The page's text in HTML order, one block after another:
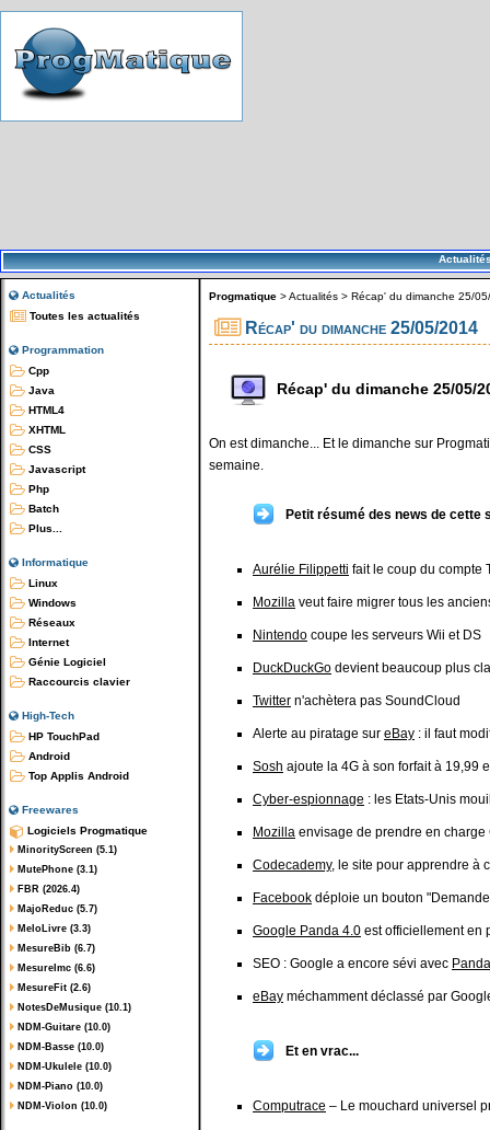
Actualités
Toutes les actualités
Programmation
Cpp
Java
HTML4
XHTML
CSS
Javascript
Php
Batch
Plus...
Informatique
Linux
Windows
Réseaux
Internet
Génie Logiciel
Raccourcis clavier
High-Tech
HP TouchPad
Android
Top Applis Android
Freewares
Logiciels Progmatique
MinorityScreen (5.1)
MutePhone (3.1)
FBR (2026.4)
MajoReduc (5.7)
MeloLivre (3.3)
MesureBib (6.7)
MesureImc (6.6)
MesureFit (2.6)
NotesDeMusique (10.1)
NDM-Guitare (10.0)
NDM-Basse (10.0)
NDM-Ukulele (10.0)
NDM-Piano (10.0)
NDM-Violon (10.0)
Progmatique >Actualités > Récap' du dimanche 25/
Récap' du dimanche 25/05/2014
Récap' du dimanche 25/05/
On est dimanche... Et le dimanche sur
semaine.
Petit résumé des news de cette
Aurélie Filippetti fait le coup du compte
Mozilla veut faire migrer tous les
Nintendo coupe les serveurs Wii et DS
DuckDuckGo devient beaucoup plus
Twitter n'achètera pas SoundCloud
Alerte au piratage sur eBay : il faut
Sosh ajoute la 4G à son forfait à 19,99
Cyber-espionnage : les Etats-Unis
Mozilla envisage de prendre en
Codecademy, le site pour apprendre à
Facebook déploie un bouton
Google Panda 4.0 est officiellement en
SEO : Google a encore sévi avec Panda
eBay méchamment déclassé par
Et en vrac...
Computrace – Le mouchard universel